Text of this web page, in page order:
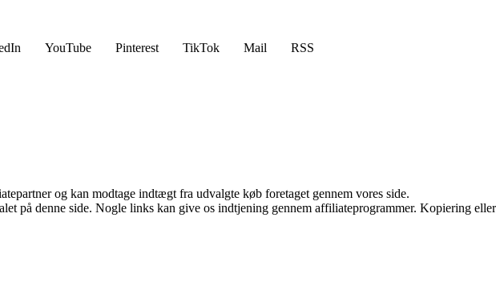
YouTube Pinterest TikTok Mail
RSS
og kan modtage indtægt fra udvalgte køb foretaget gennem vores side.
på denne side. Nogle links kan give os indtjening gennem affiliateprogrammer. Kopiering